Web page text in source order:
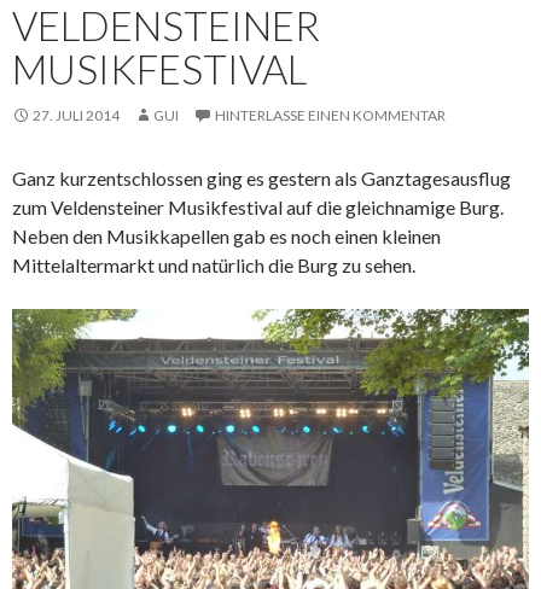
VELDENSTEINER
MUSIKFESTIVAL
27. JULI 2014 GUI HINTERLASSE EINEN KOMMENTAR
Ganz kurzentschlossen ging es gestern als Ganztagesausflug
zum Veldensteiner Musikfestival auf die gleichnamige Burg.
Neben den Musikkapellen gab es noch einen kleinen
Mittelaltermarkt und natürlich die Burg zu sehen.